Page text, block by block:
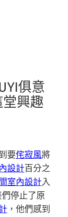
俱意
興趣
要侘寂風將
設計百分之
室內設計入
停止了原
，他們感到